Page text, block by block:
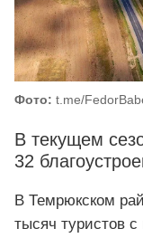
Фото: t.me/
В текущем
32
В Темрюкском
тысяч туристов